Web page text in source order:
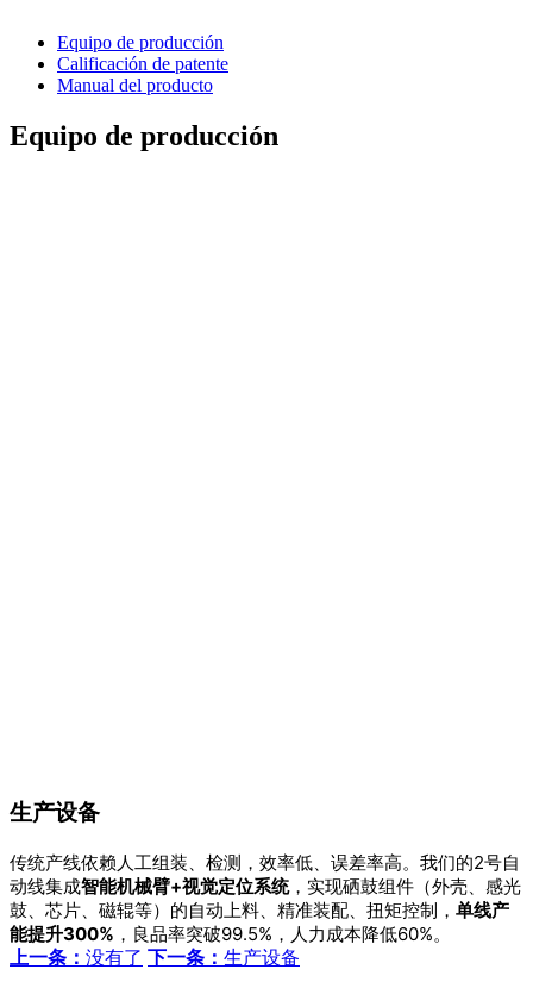
Equipo de producción
Calificación de patente
Manual del producto
Equipo de producción
生产设备
传统产线依赖人工组装、检测，效率低、误差率高。我们的2号自
动线集成智能机械臂+视觉定位系统，实现硒鼓组件（外壳、感光
鼓、芯片、磁辊等）的自动上料、精准装配、扭矩控制， 单线产
能提升300% ，良品率突破99.5%，人力成本降低60%。
上一条： 没有了 下一条： 生产设备